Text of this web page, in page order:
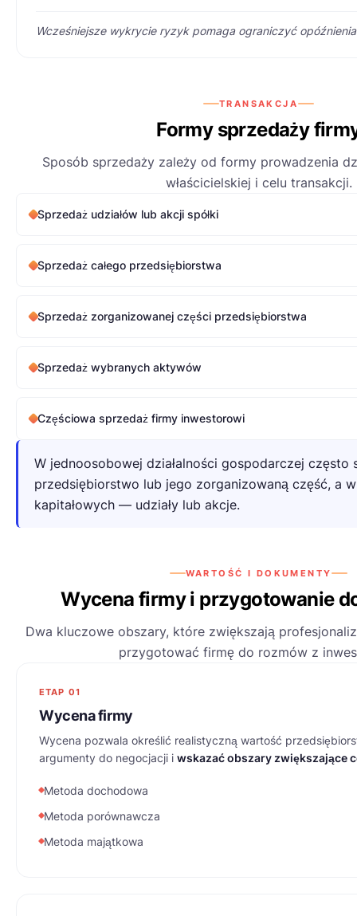
Wcześniejsze wykrycie ryzyk pomaga ograniczyć
TRANSAKCJA
Formy sprzedaży
Sposób sprzedaży zależy od formy prowadzenia
właścicielskiej i celu transakcji.
Sprzedaż udziałów lub akcji spółki
Sprzedaż całego przedsiębiorstwa
Sprzedaż zorganizowanej części przedsiębiorstwa
Sprzedaż wybranych aktywów
Częściowa sprzedaż firmy inwestorowi
W jednoosobowej działalności gospodarczej często
przedsiębiorstwo lub jego zorganizowaną część, a w
kapitałowych — udziały lub akcje.
WARTOŚĆ I DOKUMENTY
Wycena firmy i przygotowanie
Dwa kluczowe obszary, które zwiększają
przygotować firmę do rozmów z
ETAP 01
Wycena firmy
Wycena pozwala określić realistyczną wartość
argumenty do negocjacji i wskazać obszary zwiększające
Metoda dochodowa
Metoda porównawcza
Metoda majątkowa